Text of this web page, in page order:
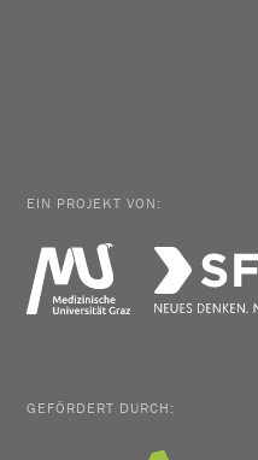
EIN PROJEKT VON:
GEFÖRDERT DURCH: